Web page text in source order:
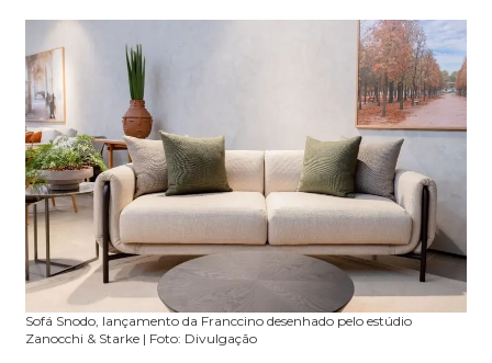
Sofá Snodo, lançamento da Franccino desenhado pelo estúdio
Zanocchi & Starke | Foto: Divulgação